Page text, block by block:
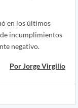
en los últimos
incumplimientos
negativo.
Por Jorge Virgilio